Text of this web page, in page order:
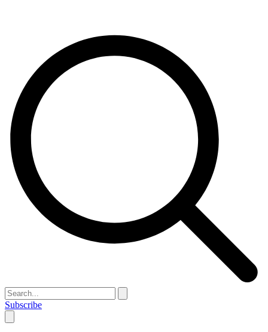
Subscribe